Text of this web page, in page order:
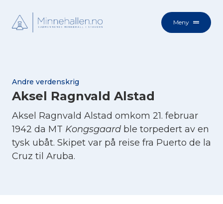
Meny
Andre verdenskrig
Aksel Ragnvald Alstad
Aksel Ragnvald Alstad omkom 21. februar
1942 da MT Kongsgaard ble torpedert av en
tysk ubåt. Skipet var på reise fra Puerto de la
Cruz til Aruba.